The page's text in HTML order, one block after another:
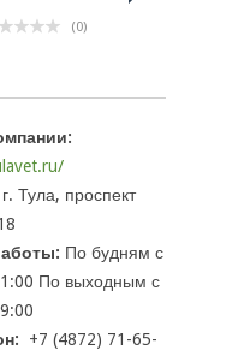
(0)
г. Тула, проспект
По будням с
По выходным с
+7 (4872) 71-65-